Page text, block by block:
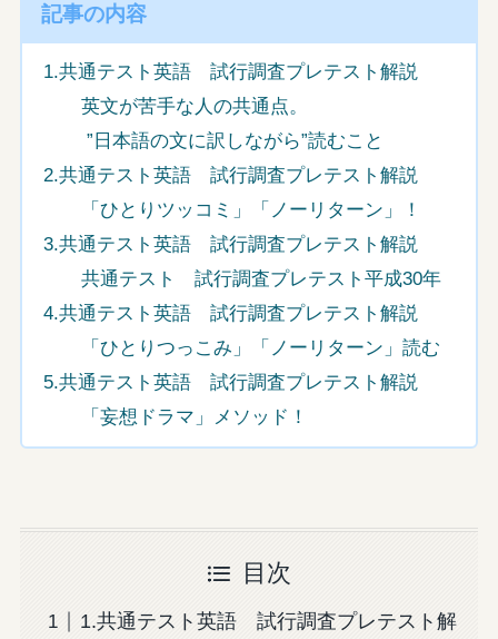
記事の内容
1.共通テスト英語 試行調査プレテスト解説
英文が苦手な人の共通点。
”日本語の文に訳しながら”読むこと
2.共通テスト英語 試行調査プレテスト解説
「ひとりツッコミ」「ノーリターン」！
3.共通テスト英語 試行調査プレテスト解説
共通テスト 試行調査プレテスト平成30年
4.共通テスト英語 試行調査プレテスト解説
「ひとりつっこみ」「ノーリターン」読む
5.共通テスト英語 試行調査プレテスト解説
「妄想ドラマ」メソッド！
目次
1.共通テスト英語 試行調査プレテスト解